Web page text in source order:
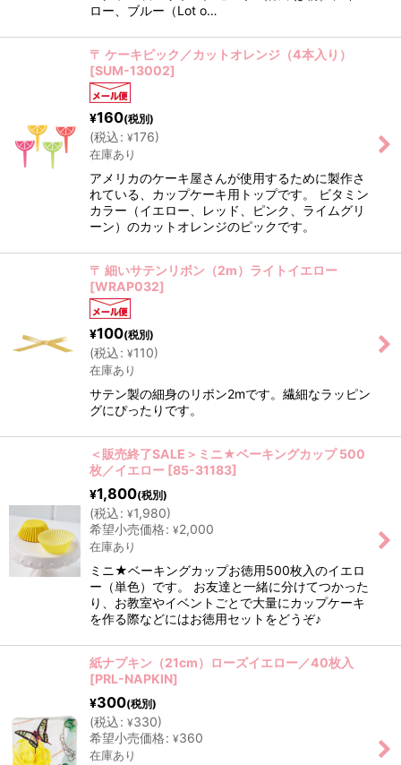
ロー、ブルー（Lot o…
〒 ケーキピック／カットオレンジ（4本入り）
[SUM-13002]
¥160(税別)
(税込: ¥176)
在庫あり
アメリカのケーキ屋さんが使用するために製作さ
れている、カップケーキ用トップです。 ビタミン
カラー（イエロー、レッド、ピンク、ライムグリ
ーン）のカットオレンジのピックです。
〒 細いサテンリボン（2m）ライトイエロー
[WRAP032]
¥100(税別)
(税込: ¥110)
在庫あり
サテン製の細身のリボン2mです。繊細なラッピン
グにぴったりです。
＜販売終了SALE＞ミニ★ベーキングカップ 500
枚／イエロー [85-31183]
¥1,800(税別)
(税込: ¥1,980)
希望小売価格: ¥2,000
在庫あり
ミニ★ベーキングカップお徳用500枚入のイエロ
ー（単色）です。 お友達と一緒に分けてつかった
り、お教室やイベントごとで大量にカップケーキ
を作る際などにはお徳用セットをどうぞ♪
紙ナプキン（21cm）ローズイエロー／40枚入
[PRL-NAPKIN]
¥300(税別)
(税込: ¥330)
希望小売価格: ¥360
在庫あり